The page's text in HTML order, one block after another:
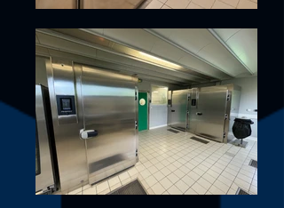
• Alarme sonore et visuelle
• Isolation et fluide frigorigène sans CFC, HFC
ni HCFC